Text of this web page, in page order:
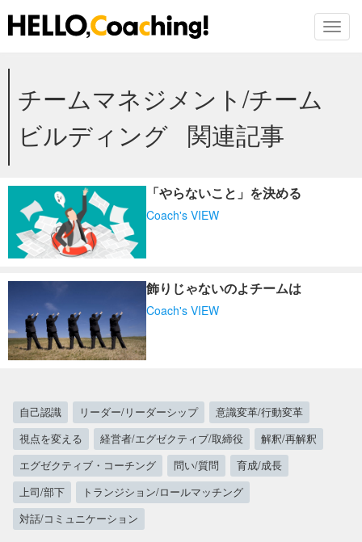
content
チームマネジメント/チーム
ビルディング 関連記事
「やらないこと」を決める
Coach's VIEW
飾りじゃないのよチームは
Coach's VIEW
自己認識 リーダー/リーダーシップ
意識変革/行動変革
視点を変える
経営者/エグゼクティブ/取締役
解釈/再解釈
エグゼクティブ・コーチング
問い/質問
育成/成長
上司/部下
トランジション/ロールマッチング
対話/コミュニケーション